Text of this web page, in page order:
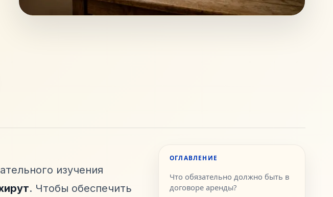
изучения
. Чтобы обеспечить
ОГЛАВЛЕНИЕ
Что обязательно должно быть в
договоре аренды?